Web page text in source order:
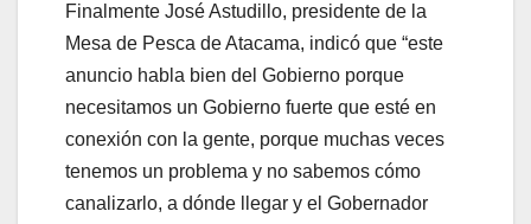
Finalmente José Astudillo, presidente de la
Mesa de Pesca de Atacama, indicó que “este
anuncio habla bien del Gobierno porque
necesitamos un Gobierno fuerte que esté en
conexión con la gente, porque muchas veces
tenemos un problema y no sabemos cómo
canalizarlo, a dónde llegar y el Gobernador